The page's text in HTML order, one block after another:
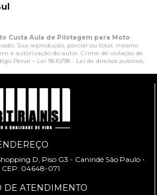
Custa Aula de Pilotagem para Moto
Sua reprodução, parcial ou total, mesmo
a autorização do autor. Crime de violação de
Penal – Lei 9610/98 - Lei de direitos autorais
D, Piso G3 - Canindé São Paulo -
CEP: 04648-071
DE ATENDIMENTO